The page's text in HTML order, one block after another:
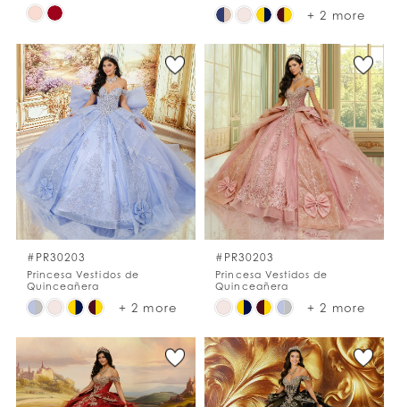
Skip
List
#f5a921f65b
to
end
Skip
List
#76cd759dc6
to
end
+ 2 more
#PR30203
Princesa Vestidos de
Quinceañera
Skip
List
#88e3de27fe
to
+ 2 more
#PR30203
Princesa Vestidos de
Quinceañera
Skip
List
#c3afa7973f
to
+ 2 more